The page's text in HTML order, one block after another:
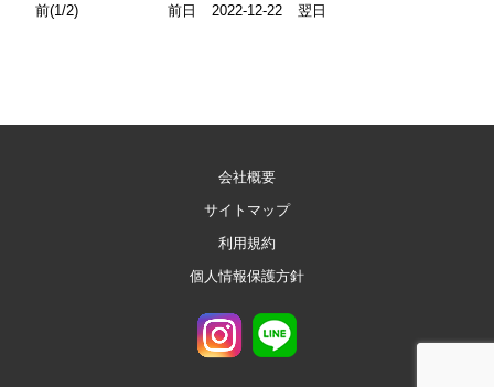
前(1/2)
前日 2022-12-22 翌日
会社概要
サイトマップ
利用規約
個人情報保護方針